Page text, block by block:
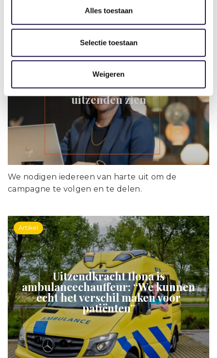
Alles toestaan
Selectie toestaan
Weigeren
Nieuws
Nieuwe campagne laat
maatschappelijke waarde van
uitzenden zien
We nodigen iedereen van harte uit om de
campagne te volgen en te delen.
Artikel
Uitzendkracht Ilona is
ambulancechauffeur: “We kunnen
echt het verschil maken voor
patiënten”